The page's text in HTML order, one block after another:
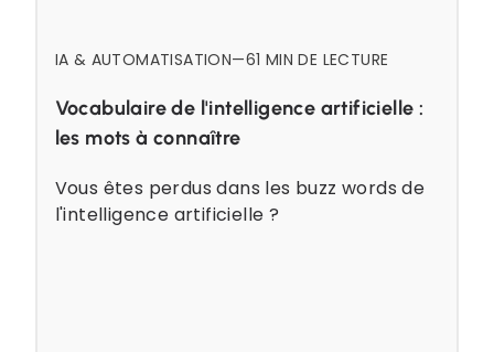
IA & AUTOMATISATION—61 MIN DE LECTURE
Vocabulaire de l'intelligence artificielle :
les mots à connaître
Vous êtes perdus dans les buzz words de
l'intelligence artificielle ?